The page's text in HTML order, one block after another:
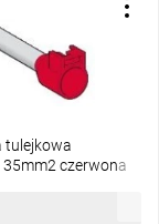
tulejkowa
czerwona